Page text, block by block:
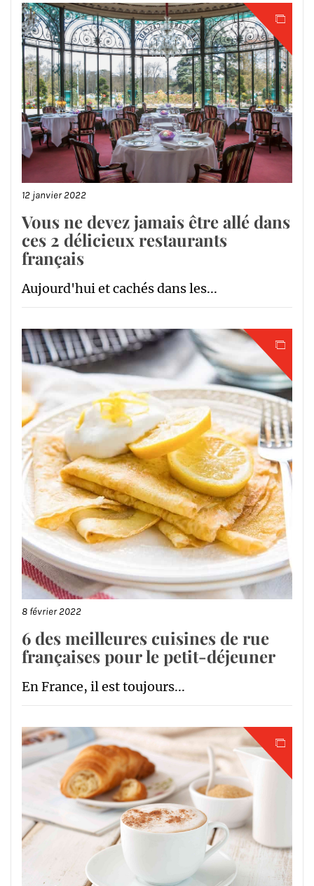
12 janvier 2022
Vous ne devez jamais être allé dans
ces 2 délicieux restaurants
français
Aujourd'hui et cachés dans les...
8 février 2022
6 des meilleures cuisines de rue
françaises pour le petit-déjeuner
En France, il est toujours...